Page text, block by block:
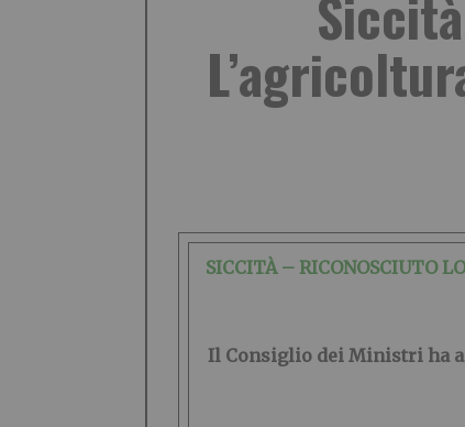
SICCITÀ – RICONOSCIUTO
Il Consiglio dei Ministri ha